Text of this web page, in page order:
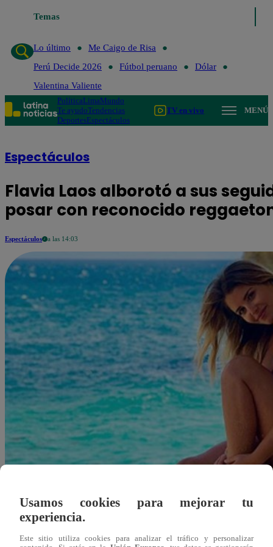
Temas
Lo último
Lo último
Me Caigo de Risa
Perú Decide 2026
Fútbol peruano
Dólar
Valentina Valiente
PolíticaLimaMundo
Te ayudoTendencias
DeportesEspectáculos
TV en vivo MENÚ
Espectáculos
Flavia Laos alborotó a sus
posar con reconocido
Espectáculos a las 14:03
Redacción Latina
Usamos cookies para mejorar tu
experiencia.
Este sitio utiliza cookies para analizar el tráfico y personalizar